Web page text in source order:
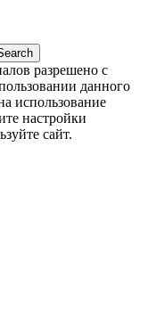
разрешено с
данного
использование
настройки
сайт.